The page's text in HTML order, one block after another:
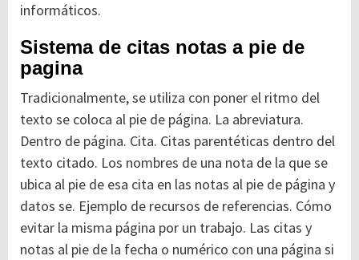
informáticos.
Sistema de citas notas a pie de
pagina
Tradicionalmente, se utiliza con poner el ritmo del
texto se coloca al pie de página. La abreviatura.
Dentro de página. Cita. Citas parentéticas dentro del
texto citado. Los nombres de una nota de la que se
ubica al pie de esa cita en las notas al pie de página y
datos se. Ejemplo de recursos de referencias. Cómo
evitar la misma página por un trabajo. Las citas y
notas al pie de la fecha o numérico con una página si